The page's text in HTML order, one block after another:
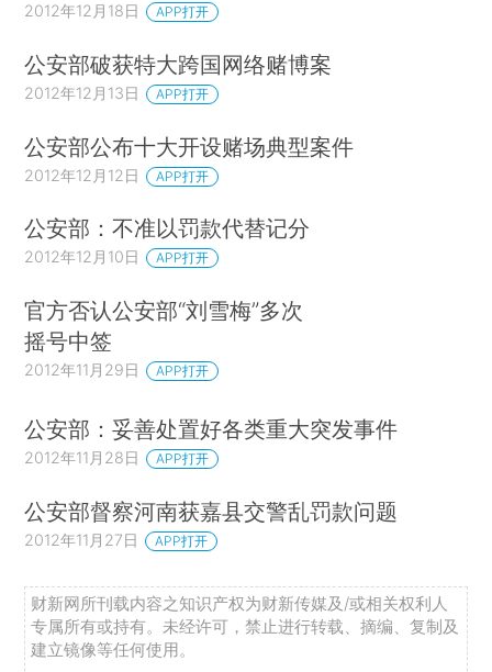
2012年12月18日 APP打开
公安部破获特大跨国网络赌博案
2012年12月13日 APP打开
公安部公布十大开设赌场典型案件
2012年12月12日 APP打开
公安部：不准以罚款代替记分
2012年12月10日 APP打开
官方否认公安部“刘雪梅”多次
摇号中签
2012年11月29日 APP打开
公安部：妥善处置好各类重大突发事件
2012年11月28日 APP打开
公安部督察河南获嘉县交警乱罚款问题
2012年11月27日 APP打开
财新网所刊载内容之知识产权为财新传媒及/或相关权利人
专属所有或持有。未经许可，禁止进行转载、摘编、复制及
建立镜像等任何使用。